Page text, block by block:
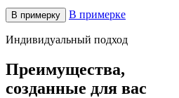
В примерку В примерке
Индивидуальный подход
Преимущества,
созданные для вас